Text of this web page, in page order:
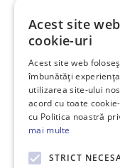
Cum vând la licitație?
Link-uri utile
Informații utile
Contact
Soluționarea Online a
ANCP
Acest site
cookie-uri
Acest site web
îmbunătăți
utilizarea site-ului
acord cu toate
cu Politica noastră
mai multe
STRICT